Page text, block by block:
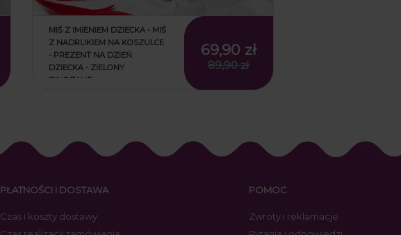
MIŚ Z IMIENIEM DZIECKA - MIŚ
Z NADRUKIEM NA KOSZULCE
- PREZENT NA DZIEŃ
DZIECKA - ZIELONY
DINOZAUR
69,90 zł
89,90 zł
PŁATNOŚCI I DOSTAWA
Czas i koszty dostawy
POMOC
Zwroty i reklamacje